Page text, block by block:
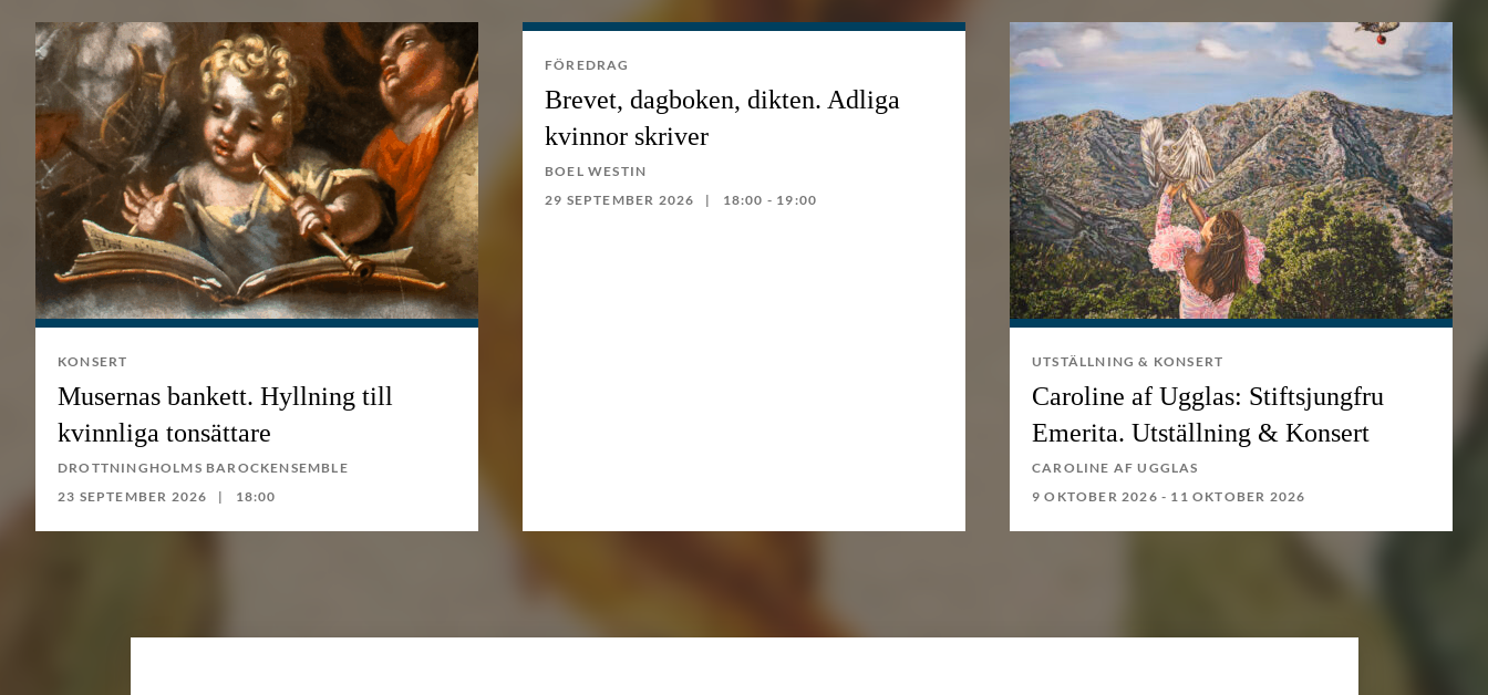
KONSERT
Musernas bankett. Hyllning till
kvinnliga tonsättare
DROTTNINGHOLMS BAROCKENSEMBLE
23 SEPTEMBER 2026
18:00
FÖREDRAG
Brevet, dagboken, dikten. Adliga
kvinnor skriver
BOEL WESTIN
29 SEPTEMBER 2026
18:00 - 19:00
UTSTÄLLNING & KONSERT
Caroline af Ugglas: Stiftsjungfru
Emerita. Utställning & Konsert
CAROLINE AF UGGLAS
9 OKTOBER 2026 - 11 OKTOBER 2026